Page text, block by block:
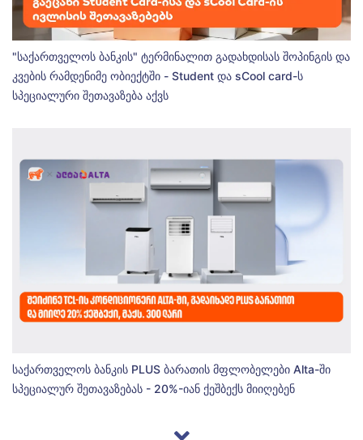
"საქართველოს ბანკის" ტერმინალით გადახდისას შოპინგის და
კვების რამდენიმე ობიექტში - Student და sCool card-ს
სპეციალური შეთავაზება აქვს
საქართველოს ბანკის PLUS ბარათის მფლობელები Alta-ში
სპეციალურ შეთავაზებას - 20%-იან ქეშბექს მიიღებენ